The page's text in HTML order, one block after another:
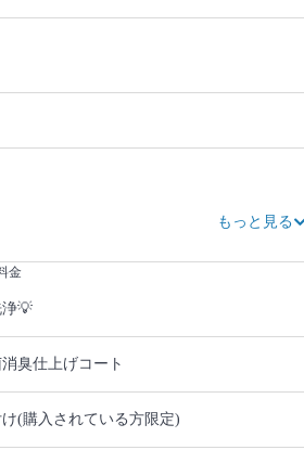
もっと見る
金
💡
臭仕上げコート
(購入されている方限定)